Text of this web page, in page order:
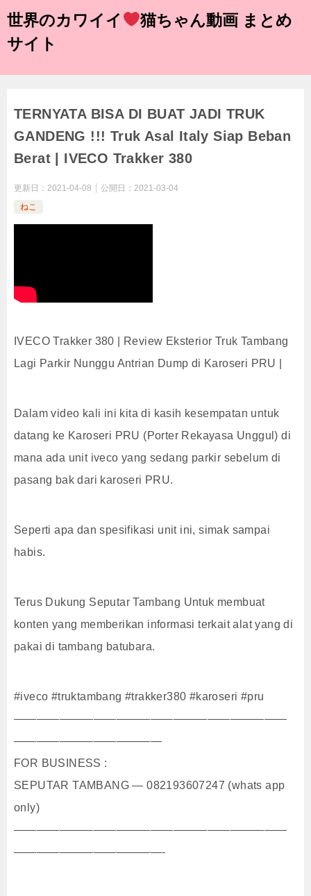
世界のカワイイ
猫ちゃん動画 まとめ
サイト
TERNYATA BISA DI BUAT JADI TRUK
GANDENG !!! Truk Asal Italy Siap Beban
Berat | IVECO Trakker 380
更新日： 2021-04-08 公開日： 2021-03-04
ねこ
IVECO Trakker 380 | Review Eksterior Truk Tambang
Lagi Parkir Nunggu Antrian Dump di Karoseri PRU |
Dalam video kali ini kita di kasih kesempatan untuk
datang ke Karoseri PRU (Porter Rekayasa Unggul) di
mana ada unit iveco yang sedang parkir sebelum di
pasang bak dari karoseri PRU.
Seperti apa dan spesifikasi unit ini, simak sampai
habis.
Terus Dukung Seputar Tambang Untuk membuat
konten yang memberikan informasi terkait alat yang di
pakai di tambang batubara.
#iveco #truktambang #trakker380 #karoseri #pru
————————————————————————
—————————————
FOR BUSINESS :
SEPUTAR TAMBANG — 082193607247 (whats app
only)
————————————————————————
—————————————-